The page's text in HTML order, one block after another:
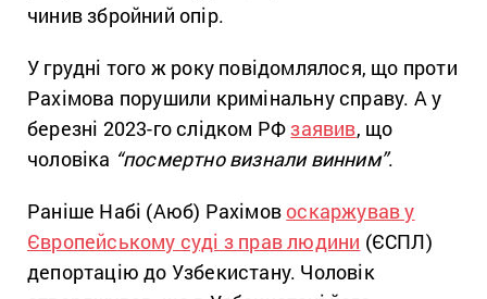
чинив збройний опір.
У грудні того ж року повідомлялося, що проти
Рахімова порушили кримінальну справу. А у
березні 2023-го слідком РФзаявив, що
чоловіка “посмертно визнали винним”.
Раніше Набі (Аюб) Рахімов оскаржував у
Європейському суді з прав людини (ЄСПЛ)
депортацію до Узбекистану. Чоловік